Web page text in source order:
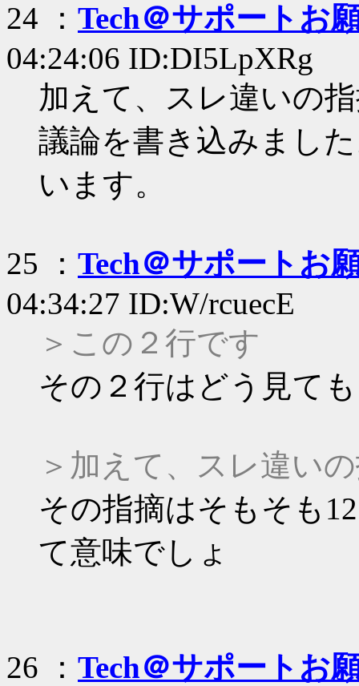
24 ： Tech＠サポートお
04:24:06 ID:DI5LpXRg
加えて、スレ違いの
議論を書き込みまし
います。
25 ： Tech＠サポートお
04:34:27 ID:W/rcuecE
＞この２行です
その２行はどう見て
＞加えて、スレ違い
その指摘はそもそも
て意味でしょ
26 ： Tech＠サポートお